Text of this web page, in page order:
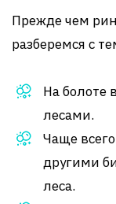
Прежде чем
разберемся с
На болоте
лесами.
Чаще
другими
леса.